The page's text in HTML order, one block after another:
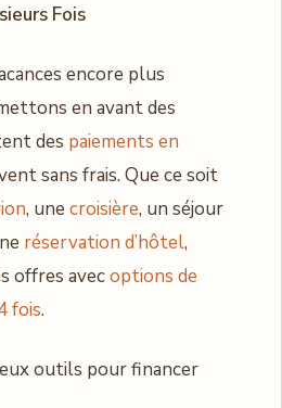
Fois
encore plus
en avant des
des paiements en
sans frais. Que ce soit
, une croisière, un séjour
réservation d’hôtel,
offres avecoptions de
fois.
outils pour financer